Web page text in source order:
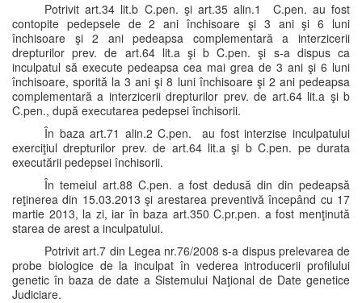
Potrivit art.34 lit.b C.pen. şi art.35 alin.1 C.pen. au fost
contopite pedepsele de 2 ani închisoare şi 3 ani şi 6 luni
închisoare şi 2 ani pedeapsa complementară a interzicerii
drepturilor prev. de art.64 lit.a şi b C.pen. şi s-a dispus ca
inculpatul să execute pedeapsa cea mai grea de 3 ani şi 6 luni
închisoare, sporită la 3 ani şi 8 luni închisoare şi 2 ani pedeapsa
complementară a interzicerii drepturilor prev. de art.64 lit.a şi b
C.pen., după executarea pedepsei închisorii.
În baza art.71 alin.2 C.pen. au fost interzise inculpatului
exerciţiul drepturilor prev. de art.64 lit.a şi b C.pen. pe durata
executării pedepsei închisorii.
În temeiul art.88 C.pen. a fost dedusă din din pedeapsă
reţinerea din 15.03.2013 şi arestarea preventivă începând cu 17
martie 2013, la zi, iar în baza art.350 C.pr.pen. a fost menţinută
starea de arest a inculpatului.
Potrivit art.7 din Legea nr.76/2008 s-a dispus prelevarea de
probe biologice de la inculpat în vederea introducerii profilului
genetic în baza de date a Sistemului Naţional de Date genetice
Judiciare.